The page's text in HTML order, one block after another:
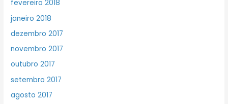
fevereiro 2018
janeiro 2018
dezembro 2017
novembro 2017
outubro 2017
setembro 2017
agosto 2017